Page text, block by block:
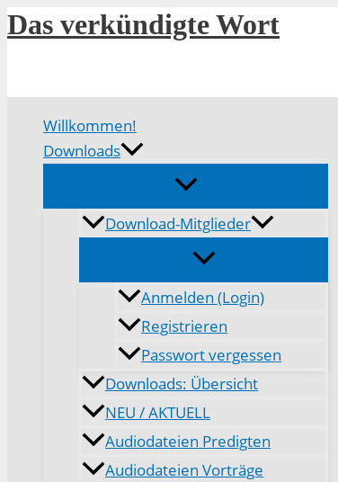
Zum
Inhalt
Das verkündigte Wort
Willkommen!
Downloads
Download-Mitglieder
Anmelden (Login)
Registrieren
Passwort vergessen
Downloads: Übersicht
NEU / AKTUELL
Audiodateien Predigten
Audiodateien Vorträge